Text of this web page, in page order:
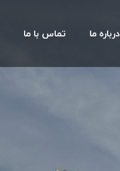
درباره ما تماس با ما